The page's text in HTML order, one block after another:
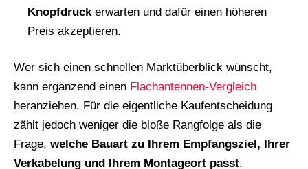
Knopfdruck erwarten und dafür einen höheren
Preis akzeptieren.
Wer sich einen schnellen Marktüberblick wünscht,
kann ergänzend einen Flachantennen-Vergleich
heranziehen. Für die eigentliche Kaufentscheidung
zählt jedoch weniger die bloße Rangfolge als die
Frage, welche Bauart zu Ihrem Empfangsziel, Ihrer
Verkabelung und Ihrem Montageort passt.